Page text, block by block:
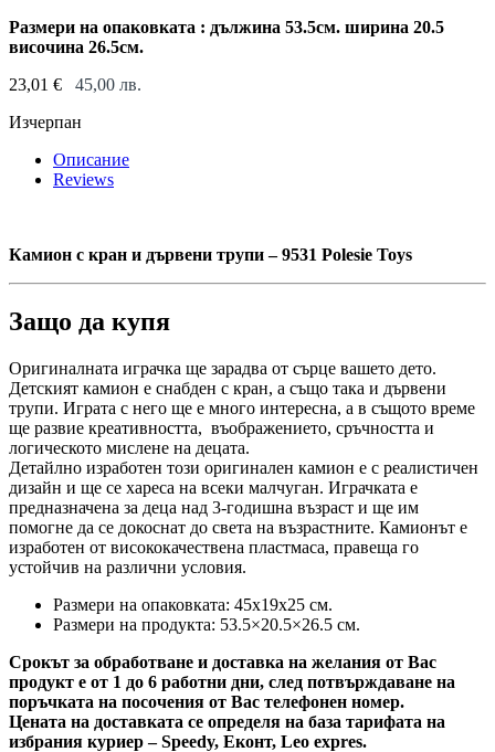
Размери на опаковката : дължина 53.5см. ширина 20.5
височина 26.5см.
23,01 € 45,00 лв.
Изчерпан
Описание
Reviews
Камион с кран и дървени трупи – 9531 Polesie Toys
Защо да купя
Оригиналната играчка ще зарадва от сърце вашето дето.
Детският камион е снабден с кран, а също така и дървени
трупи. Играта с него ще е много интересна, а в същото време
ще развие креативността, въображението, сръчността и
логическото мислене на децата.
Детайлно изработен този оригинален камион е с реалистичен
дизайн и ще се хареса на всеки малчуган. Играчката е
предназначена за деца над 3-годишна възраст и ще им
помогне да се докоснат до света на възрастните. Камионът е
изработен от висококачествена пластмаса, правеща го
устойчив на различни условия.
Размери на опаковката: 45x19x25 см.
Размери на продукта: 53.5×20.5×26.5 см.
Срокът за обработване и доставка на желания от Вас
продукт е от 1 до 6 работни дни, след потвърждаване на
поръчката на посочения от Вас телефонен номер.
Цената на доставката се определя на база тарифата на
избрания куриер – Speedy, Еконт, Leo expres.